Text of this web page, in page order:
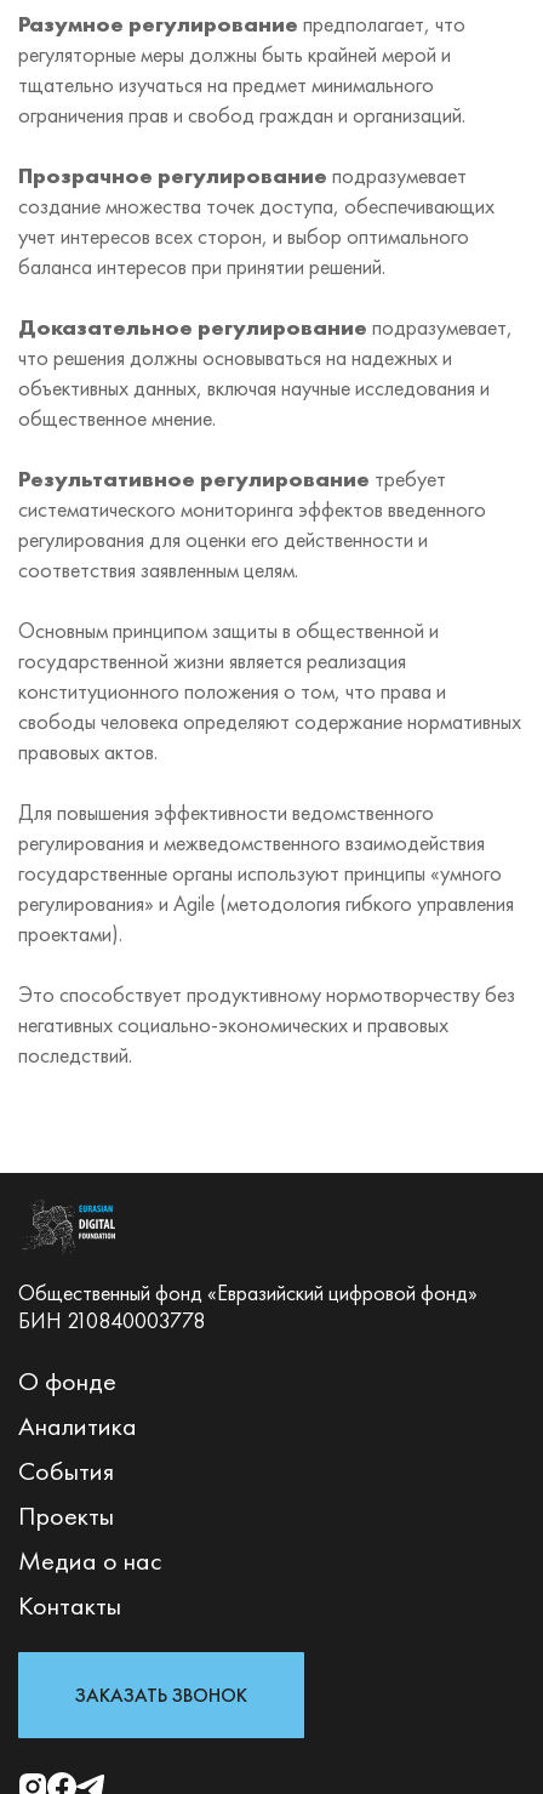
Разумное регулирование предполагает, что
регуляторные меры должны быть крайней мерой и
тщательно изучаться на предмет минимального
ограничения прав и свобод граждан и организаций.
Прозрачное регулирование подразумевает
создание множества точек доступа, обеспечивающих
учет интересов всех сторон, и выбор оптимального
баланса интересов при принятии решений.
Доказательное регулирование подразумевает,
что решения должны основываться на надежных и
объективных данных, включая научные исследования и
общественное мнение.
Результативное регулирование требует
систематического мониторинга эффектов введенного
регулирования для оценки его действенности и
соответствия заявленным целям.
Основным принципом защиты в общественной и
государственной жизни является реализация
конституционного положения о том, что права и
свободы человека определяют содержание нормативных
правовых актов.
Для повышения эффективности ведомственного
регулирования и межведомственного взаимодействия
государственные органы используют принципы «умного
регулирования» и Agile (методология гибкого управления
проектами).
Это способствует продуктивному нормотворчеству без
негативных социально-экономических и правовых
последствий.
Общественный фонд «Евразийский цифровой фонд»
БИН 210840003778
О фонде
Аналитика
События
Проекты
Медиа о нас
Контакты
ЗАКАЗАТЬ ЗВОНОК